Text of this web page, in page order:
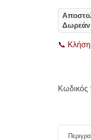
Δωρεάν
📞 Κλήση
Κωδικός